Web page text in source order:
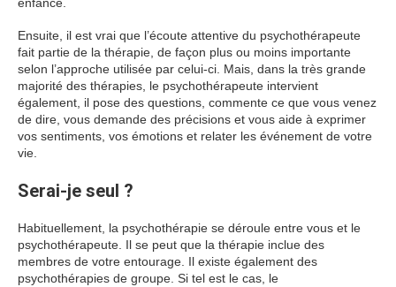
Ensuite, il est vrai que l’écoute attentive du psychothérapeute
fait partie de la thérapie, de façon plus ou moins importante
selon l’approche utilisée par celui-ci. Mais, dans la très grande
majorité des thérapies, le psychothérapeute intervient
également, il pose des questions, commente ce que vous venez
de dire, vous demande des précisions et vous aide à exprimer
vos sentiments, vos émotions et relater les événement de votre
vie.
Serai-je seul ?
Habituellement, la psychothérapie se déroule entre vous et le
psychothérapeute. Il se peut que la thérapie inclue des
membres de votre entourage. Il existe également des
psychothérapies de groupe. Si tel est le cas, le